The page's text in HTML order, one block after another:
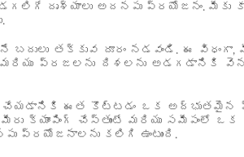
దృశ్యాలు అదనపు ప్రయోజనం. మీకు
తక్కువ దూరం నడవండి. ఈ
మరియు ప్రజలను దిశలను అడగడానికి
ఈత కొట్టడం ఒక అద్భుతమైన
క్యాంపింగ్ చేస్తుంటే మరియు సమీపంలో
కలిగి ఉంటుంది.